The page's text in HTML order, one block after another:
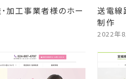
加工事業者様のホー
送電線
制作
2022年